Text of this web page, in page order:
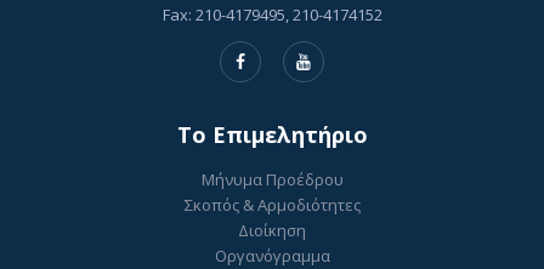
Fax: 210-4179495, 210-4174152
To Επιμελητήριο
Μήνυμα Προέδρου
Σκοπός & Αρμοδιότητες
Διοίκηση
Οργανόγραμμα